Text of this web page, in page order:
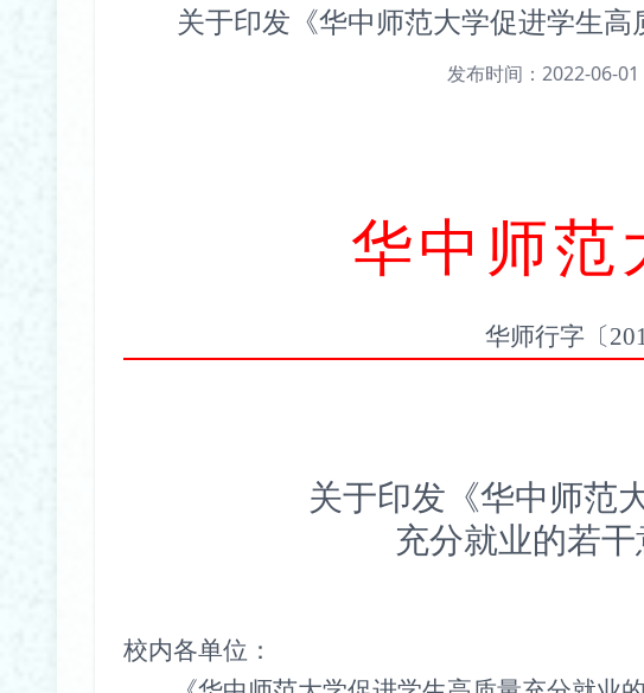
关于印发《华中师范大学促进学生
发布时间：2022-06-01
华中师范
华师行字〔20
关于印发《华中师范
充分就业的若
校内各单位：